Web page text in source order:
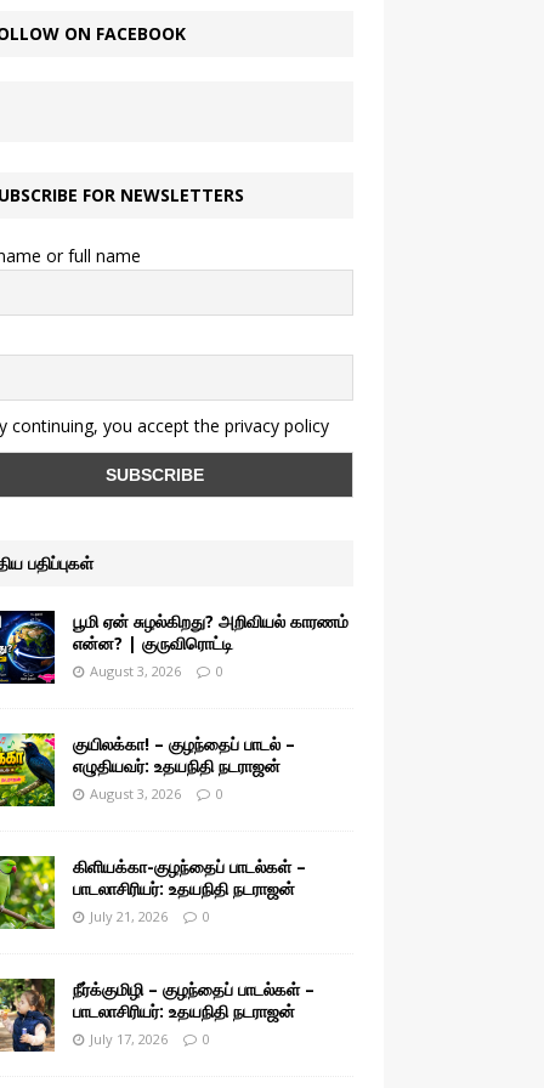
ON FACEBOOK
FOR NEWSLETTERS
or full name
continuing, you accept the privacy policy
பதிப்புகள்
பூமி ஏன் சுழல்கிறது? அறிவியல் காரணம்
என்ன? | குருவிரொட்டி
August 3, 2026 0
குயிலக்கா! – குழந்தைப் பாடல் –
எழுதியவர்: உதயநிதி நடராஜன்
August 3, 2026 0
கிளியக்கா-குழந்தைப் பாடல்கள் –
பாடலாசிரியர்: உதயநிதி நடராஜன்
July 21, 2026 0
நீர்க்குமிழி – குழந்தைப் பாடல்கள் –
பாடலாசிரியர்: உதயநிதி நடராஜன்
July 17, 2026 0